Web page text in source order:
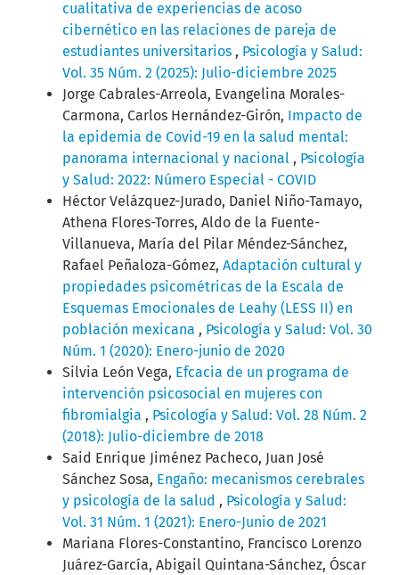
cualitativa de experiencias de acoso
cibernético en las relaciones de pareja de
estudiantes universitarios , Psicología y Salud:
Vol. 35 Núm. 2 (2025): Julio-diciembre 2025
Jorge Cabrales-Arreola, Evangelina Morales-
Carmona, Carlos Hernández-Girón, Impacto de
la epidemia de Covid-19 en la salud mental:
panorama internacional y nacional , Psicología
y Salud: 2022: Número Especial - COVID
Héctor Velázquez-Jurado, Daniel Niño-Tamayo,
Athena Flores-Torres, Aldo de la Fuente-
Villanueva, María del Pilar Méndez-Sánchez,
Rafael Peñaloza-Gómez, Adaptación cultural y
propiedades psicométricas de la Escala de
Esquemas Emocionales de Leahy (LESS II) en
población mexicana , Psicología y Salud: Vol. 30
Núm. 1 (2020): Enero-junio de 2020
Silvia León Vega, Efcacia de un programa de
intervención psicosocial en mujeres con
fibromialgia , Psicología y Salud: Vol. 28 Núm. 2
(2018): Julio-diciembre de 2018
Said Enrique Jiménez Pacheco, Juan José
Sánchez Sosa, Engaño: mecanismos cerebrales
y psicología de la salud , Psicología y Salud:
Vol. 31 Núm. 1 (2021): Enero-Junio de 2021
Mariana Flores-Constantino, Francisco Lorenzo
Juárez-García, Abigail Quintana-Sánchez, Óscar